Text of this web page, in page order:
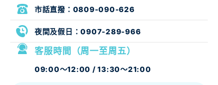
市話直撥： 0809-090-626
客服時間（周一至周五）
09:00～12:00 / 13:30～21:00
夜間及假日：0907-289-966